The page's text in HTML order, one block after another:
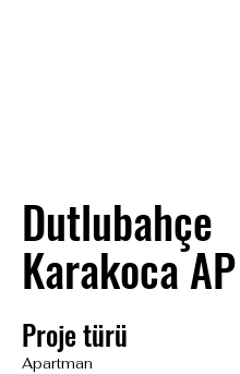
Dutlubahçe
Karakoca AP
Proje türü
Apartman